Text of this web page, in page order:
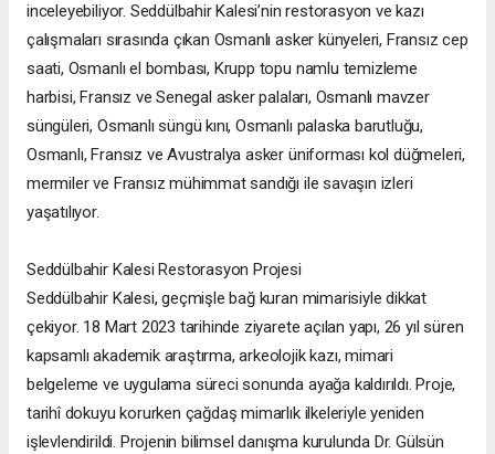
inceleyebiliyor. Seddülbahir Kalesi’nin restorasyon ve kazı
çalışmaları sırasında çıkan Osmanlı asker künyeleri, Fransız cep
saati, Osmanlı el bombası, Krupp topu namlu temizleme
harbisi, Fransız ve Senegal asker palaları, Osmanlı mavzer
süngüleri, Osmanlı süngü kını, Osmanlı palaska barutluğu,
Osmanlı, Fransız ve Avustralya asker üniforması kol düğmeleri,
mermiler ve Fransız mühimmat sandığı ile savaşın izleri
yaşatılıyor.
Seddülbahir Kalesi Restorasyon Projesi
Seddülbahir Kalesi, geçmişle bağ kuran mimarisiyle dikkat
çekiyor. 18 Mart 2023 tarihinde ziyarete açılan yapı, 26 yıl süren
kapsamlı akademik araştırma, arkeolojik kazı, mimari
belgeleme ve uygulama süreci sonunda ayağa kaldırıldı. Proje,
tarihî dokuyu korurken çağdaş mimarlık ilkeleriyle yeniden
işlevlendirildi. Projenin bilimsel danışma kurulunda Dr. Gülsün